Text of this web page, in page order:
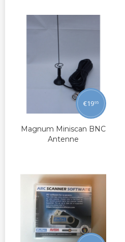
Magnum Miniscan BNC
Antenne
€1995